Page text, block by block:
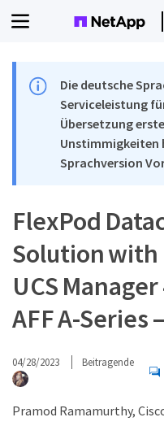
Die deutsche
Serviceleistung
Übersetzung
Unstimmigkeiten
Sprachversion
FlexPod
Solution with
UCS
AFF A-Series
04/28/2023 Beitragende
Pramod Ramamurthy,